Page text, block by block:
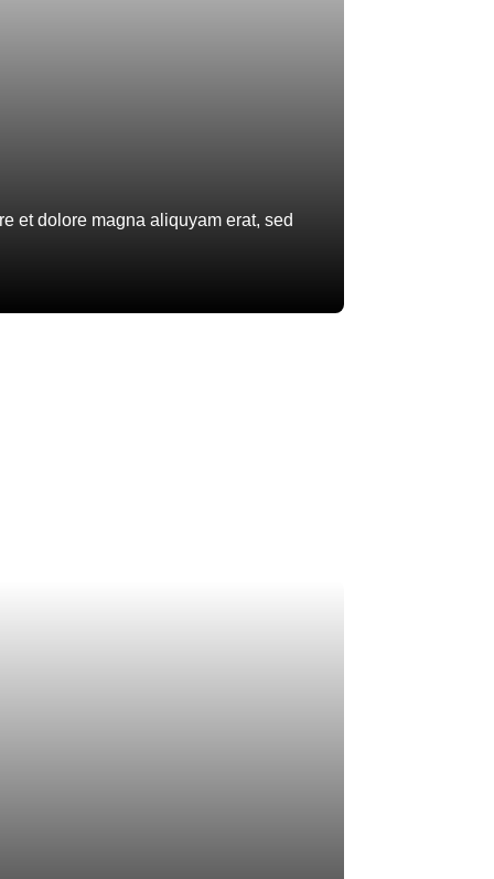
et dolore magna aliquyam erat, sed